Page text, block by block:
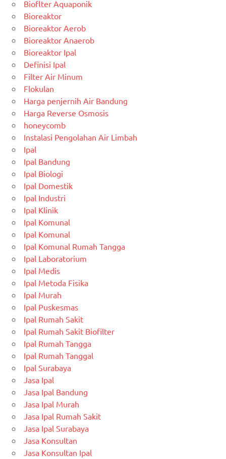
Bioflter Aquaponik
Bioreaktor
Bioreaktor Aerob
Bioreaktor Anaerob
Bioreaktor Ipal
Definisi Ipal
Filter Air Minum
Flokulan
Harga penjernih Air Bandung
Harga Reverse Osmosis
honeycomb
Instalasi Pengolahan Air Limbah
Ipal
Ipal Bandung
Ipal Biologi
Ipal Domestik
Ipal Industri
Ipal Klinik
Ipal Komunal
Ipal Komunal
Ipal Komunal Rumah Tangga
Ipal Laboratorium
Ipal Medis
Ipal Metoda Fisika
Ipal Murah
Ipal Puskesmas
Ipal Rumah Sakit
Ipal Rumah Sakit Biofilter
Ipal Rumah Tangga
Ipal Rumah Tanggal
Ipal Surabaya
Jasa Ipal
Jasa Ipal Bandung
Jasa Ipal Murah
Jasa Ipal Rumah Sakit
Jasa Ipal Surabaya
Jasa Konsultan
Jasa Konsultan Ipal